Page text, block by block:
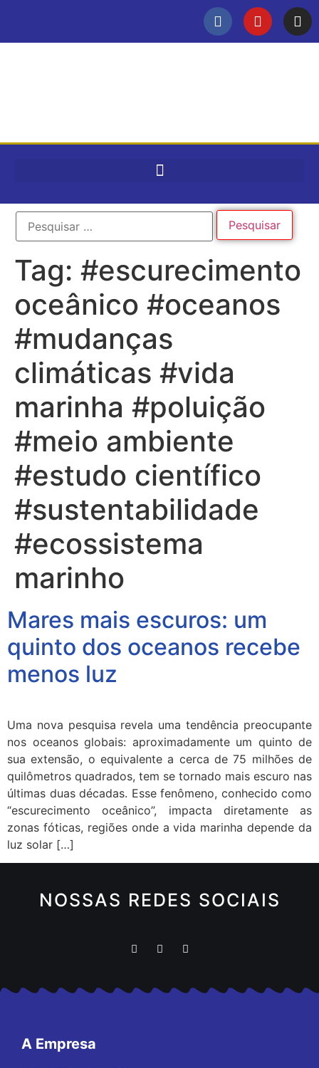
Tag: #escurecimento
oceânico #oceanos
#mudanças
climáticas #vida
marinha #poluição
#meio ambiente
#estudo científico
#sustentabilidade
#ecossistema
marinho
Mares mais escuros: um
quinto dos oceanos recebe
menos luz
Uma nova pesquisa revela uma tendência preocupante
nos oceanos globais: aproximadamente um quinto de
sua extensão, o equivalente a cerca de 75 milhões de
quilômetros quadrados, tem se tornado mais escuro nas
últimas duas décadas. Esse fenômeno, conhecido como
“escurecimento oceânico”, impacta diretamente as
zonas fóticas, regiões onde a vida marinha depende da
luz solar […]
NOSSAS REDES SOCIAIS
A Empresa